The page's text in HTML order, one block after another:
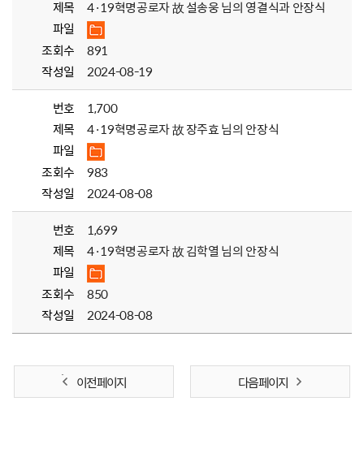
제목
4·19혁명공로자 故 설송웅 님의 영결식과 안장식
파일
조회수
891
작성일
2024-08-19
번호
1,700
제목
4·19혁명공로자 故 장주효 님의 안장식
파일
조회수
983
작성일
2024-08-08
번호
1,699
제목
4·19혁명공로자 故 김학열 님의 안장식
파일
조회수
850
작성일
2024-08-08
이전 페이지 다음 페이지